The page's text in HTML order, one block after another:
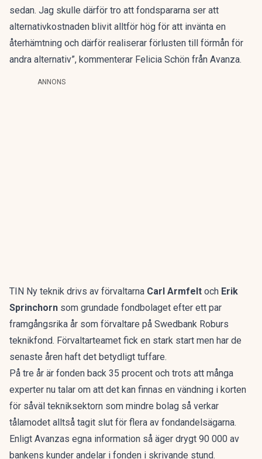
sedan. Jag skulle därför tro att fondspararna ser att
alternativkostnaden blivit alltför hög för att invänta en
återhämtning och därför realiserar förlusten till förmån för
andra alternativ”, kommenterar Felicia Schön från Avanza.
ANNONS
TIN Ny teknik drivs av förvaltarna Carl Armfelt och Erik
Sprinchorn som grundade fondbolaget efter ett par
framgångsrika år som förvaltare på Swedbank Roburs
teknikfond. Förvaltarteamet fick en stark start men har de
senaste åren haft det betydligt tuffare.
På tre år är fonden back 35 procent och trots att många
experter nu talar om att det kan finnas en vändning i korten
för såväl tekniksektorn som mindre bolag så verkar
tålamodet alltså tagit slut för flera av fondandelsägarna.
Enligt Avanzas egna information så äger drygt 90 000 av
bankens kunder andelar i fonden i skrivande stund.